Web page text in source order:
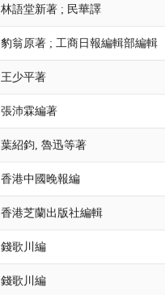
林語堂新著 ; 民華譯
豹翁原著 ; 工商日報編輯部編輯
王少平著
張沛霖編著
葉紹鈞, 魯迅等著
香港中國晚報編
香港芝蘭出版社編輯
錢歌川編
錢歌川編